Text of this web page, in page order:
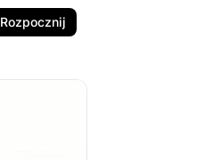
Rozpocznij